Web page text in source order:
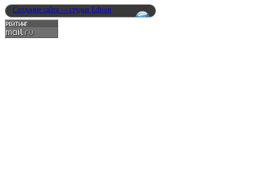
Создание сайта — студия Edison